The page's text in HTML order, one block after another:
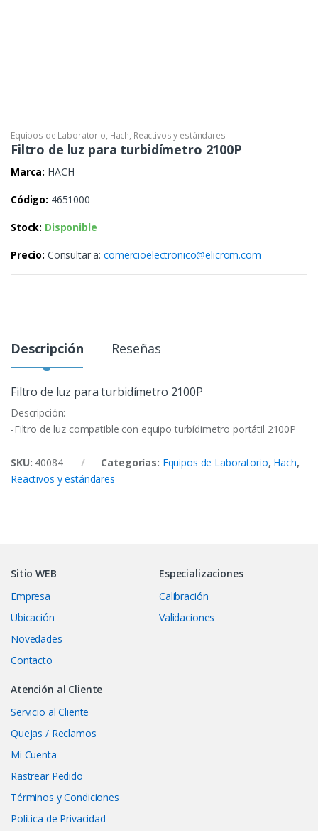
Equipos de Laboratorio, Hach, Reactivos y estándares
Filtro de luz para turbidímetro 2100P
Marca: HACH
Código: 4651000
Stock: Disponible
Precio: Consultar a:comercioelectronico@elicrom.com
Descripción Reseñas
Filtro de luz para turbidímetro 2100P
Descripción:
-Filtro de luz compatible con equipo turbídimetro portátil 2100P
SKU: 40084 Categorías: Equipos de Laboratorio, Hach,
Reactivos y estándares
Sitio WEB
Empresa
Ubicación
Novedades
Contacto
Especializaciones
Calibración
Validaciones
Atención al Cliente
Servicio al Cliente
Quejas / Reclamos
Mi Cuenta
Rastrear Pedido
Términos y Condiciones
Política de Privacidad